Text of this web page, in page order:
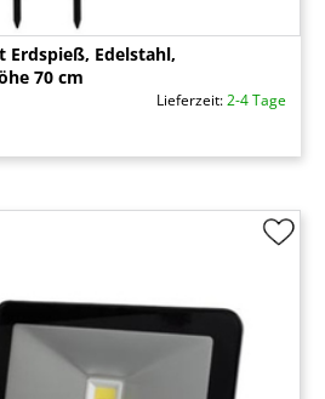
Erdspieß, Edelstahl,
70 cm
Lieferzeit:2-4 Tage